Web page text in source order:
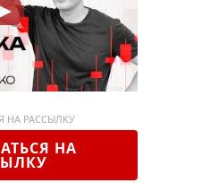
НА РАССЫЛКУ
НА